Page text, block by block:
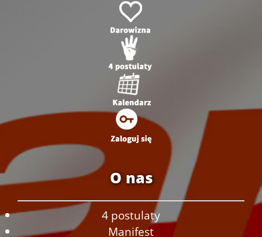
O nas
4 postulaty
Manifest